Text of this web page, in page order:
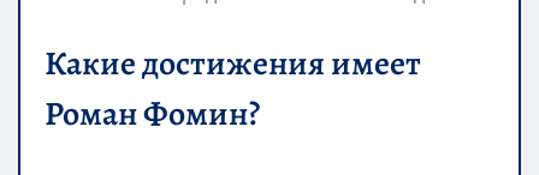
Какие достижения имеет
Роман Фомин?